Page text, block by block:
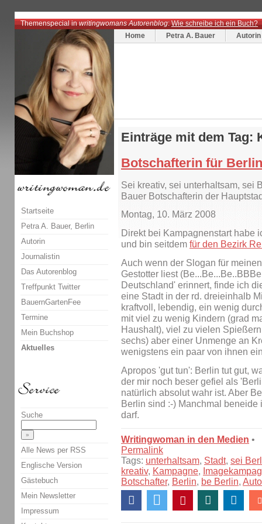
Themenspecial inwritingwomans Autorenblog:Wie schreibe ich ein Buch?
Home
Petra A. Bauer Autorin
Einträge mit dem Tag:
Botschafterin für Berlin
Sei kreativ, sei unterhaltsam, sei
Bauer Botschafterin der
Montag, 10. März 2008
Direkt bei Kampagnenstart habe
und bin seitdem für den Bezirk
Auch wenn der Slogan für
Gestotter liest
Deutschland' erinnert, finde ich
eine Stadt in der rd. dreieinhalb
kraftvoll, lebendig, ein wenig
mit viel zu wenig Kindern (grad
Haushalt), viel zu vielen
sechs) aber einer Unmenge an
wenigstens ein paar von ihnen
Apropos 'gut tun': Berlin tut gut,
der mir noch beser gefiel als
natürlich absolut wahr ist. Aber
Berlin sind :-) Manchmal
darf.
Writingwoman in den Medien •
Permalink
Tags: unterhaltsam, Stadt, sei
kreativ, Kampagne,
Botschafter, Berlin, be Berlin,
Startseite
Petra A. Bauer, Berlin
Autorin
Journalistin
Das Autorenblog
Treffpunkt Twitter
BauernGartenFee
Termine
Mein Buchshop
Aktuelles
Suche
Alle News per RSS
Englische Version
Gästebuch
Mein Newsletter
Impressum